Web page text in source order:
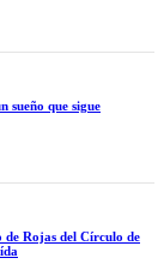
sueño que sigue
Rojas del Círculo de